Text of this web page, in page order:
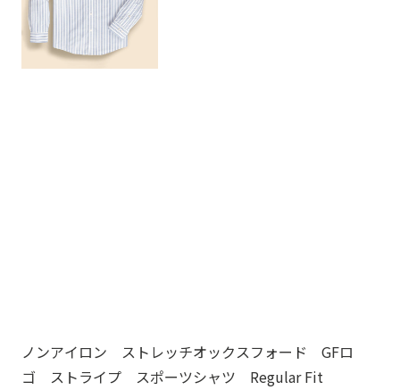
ノンアイロン ストレッチオックスフォード GFロ
ゴ ストライプ スポーツシャツ Regular Fit